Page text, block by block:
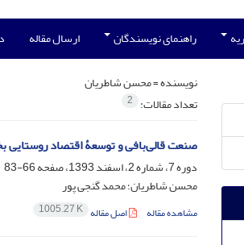
راهنمای نویسندگان ارسال مقاله
نویسنده =محسن شاطریان
تعداد مقالات: 2
صنعت قالی‌بافی و توسعۀ اقتصاد روستایی
دوره 7، شماره 2، اسفند 1393، صفحه
66-83
محسن شاطریان؛ محمد گنجی پور
مشاهده مقاله اصل مقاله 1005.27 K